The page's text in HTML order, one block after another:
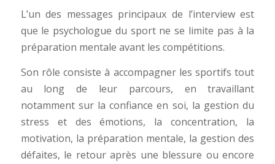
L’un des messages principaux de l’interview est
que le psychologue du sport ne se limite pas à la
préparation mentale avant les compétitions.
Son rôle consiste à accompagner les sportifs tout
au long de leur parcours, en travaillant
notamment sur la confiance en soi, la gestion du
stress et des émotions, la concentration, la
motivation, la préparation mentale, la gestion des
défaites, le retour après une blessure ou encore